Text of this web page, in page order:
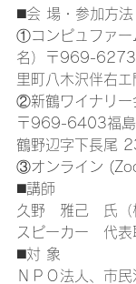
◼️会 場・参加方法
①コンピュファ
名）〒969-6273
里町八木沢伴右
②新鶴ワイナリー
〒969-6403福島
鶴野辺字下長尾
③オンライン
◼️講師
久野　雅己　氏
スピーカー　代表
◼️対 象
ＮＰＯ法人、市